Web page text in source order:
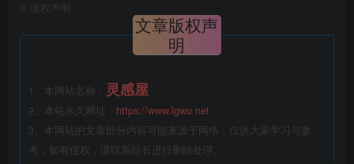
桃花源特色小镇景观设计方案文本（附SU模型）
景观效果图
版权声明
文章版权声
明
1、本网站名称： 灵感屋
2、本站永久网址： https://www.lgwu.net
3、本网站的文章部分内容可能来源于网络，仅供大家学习与参
考，如有侵权，请联系站长进行删除处理。